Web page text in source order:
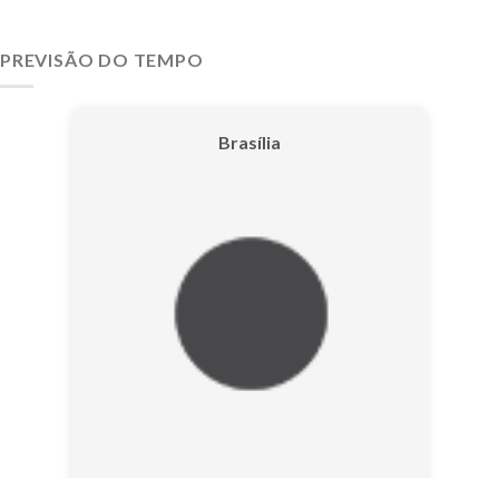
PREVISÃO DO TEMPO
Brasília